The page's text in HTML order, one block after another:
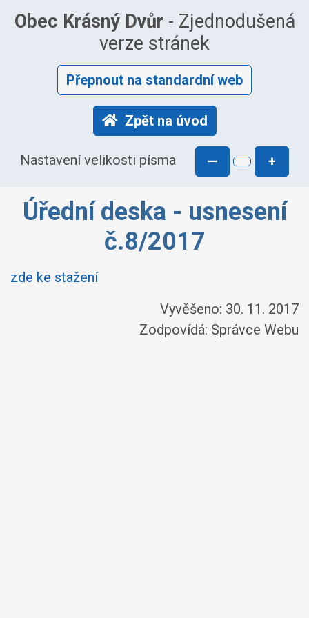
Obec Krásný Dvůr - Zjednodušená
verze stránek
Přepnout na standardní web
Zpět na úvod
Nastavení velikosti písma — +
Úřední deska - usnesení
č.8/2017
zde ke stažení
Vyvěšeno: 30. 11. 2017
Zodpovídá: Správce Webu